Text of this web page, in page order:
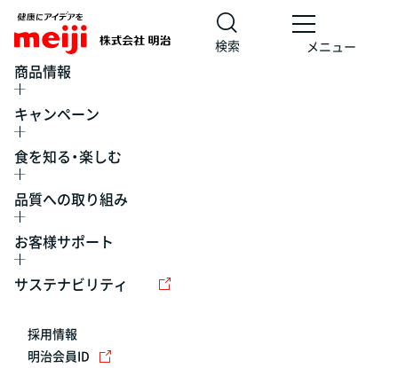
検索 メニュー
商品情報
キャンペーン
食を知る・楽しむ
品質への取り組み
お客様サポート
サステナビリティ
採用情報
明治会員ID